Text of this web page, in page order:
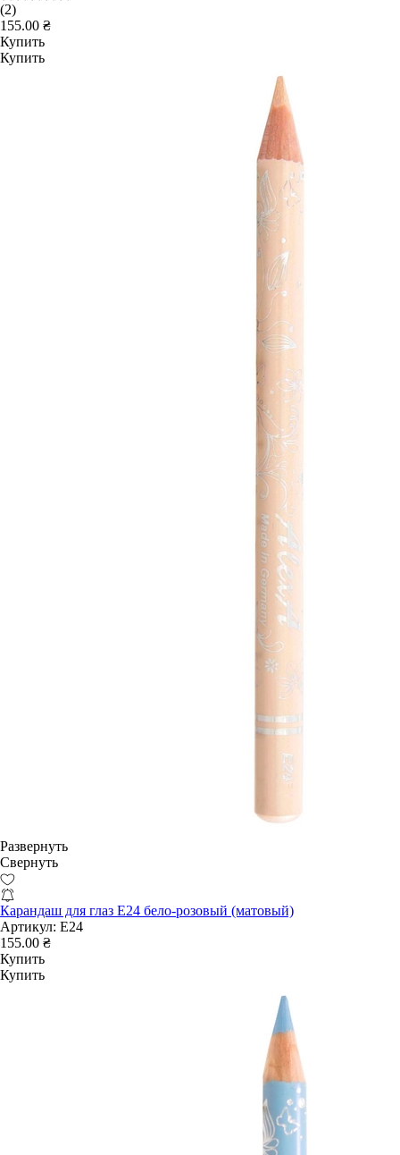
(2)
155.00 ₴
Купить
Купить
Развернуть
Свернуть
Карандаш для глаз E24 бело-розовый (матовый)
Артикул: E24
155.00 ₴
Купить
Купить